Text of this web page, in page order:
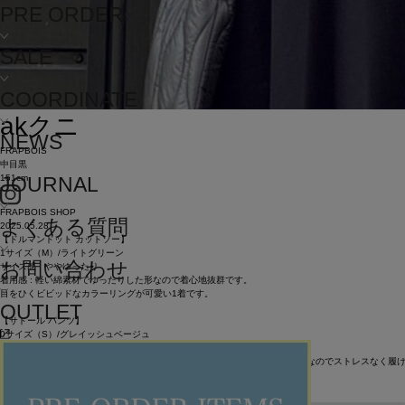
PRE ORDER
SALE
COORDINATE
NEWS
JOURNAL
よくある質問
お問い合わせ
OUTLET
akクニ
FRAPBOIS
中目黒
151cm
FRAPBOIS SHOP
2025.05.28
【ドルマンドット カットソー】
1サイズ（M）/ライトグリーン
サイズ感 : ややゆったり
着用感 : 軽い綿素材でゆったりした形なので着心地抜群です。
目をひくビビッドなカラーリングが可愛い1着です。
【サドール パンツ】
0サイズ（S）/グレイッシュベージュ
着用感 : カットソーのような柔らかい生地を使用しており、ウエストもゴムなのでストレスなく履